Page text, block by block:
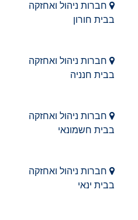
חברות ניהול ואחזקה
בבית חורון
חברות ניהול ואחזקה
בבית חנניה
חברות ניהול ואחזקה
בבית חשמונאי
חברות ניהול ואחזקה
בבית ינאי